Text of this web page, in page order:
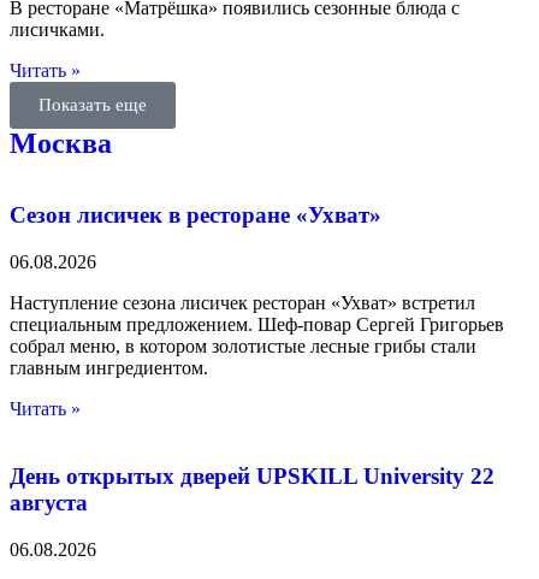
В ресторане «Матрёшка» появились сезонные блюда с
лисичками.
Читать »
Показать еще
Москва
Сезон лисичек в ресторане «Ухват»
06.08.2026
Наступление сезона лисичек ресторан «Ухват» встретил
специальным предложением. Шеф-повар Сергей Григорьев
собрал меню, в котором золотистые лесные грибы стали
главным ингредиентом.
Читать »
День открытых дверей UPSKILL University 22
августа
06.08.2026